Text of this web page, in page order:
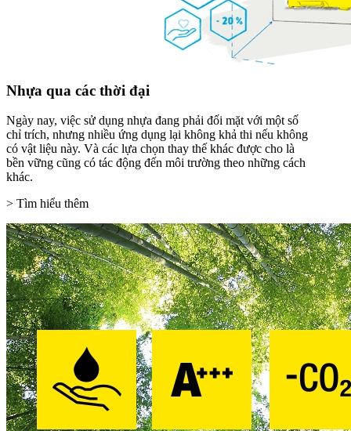
Nhựa qua các thời đại
Ngày nay, việc sử dụng nhựa đang phải đối mặt với một số
chỉ trích, nhưng nhiều ứng dụng lại không khả thi nếu không
có vật liệu này. Và các lựa chọn thay thế khác được cho là
bền vững cũng có tác động đến môi trường theo những cách
khác.
> Tìm hiểu thêm